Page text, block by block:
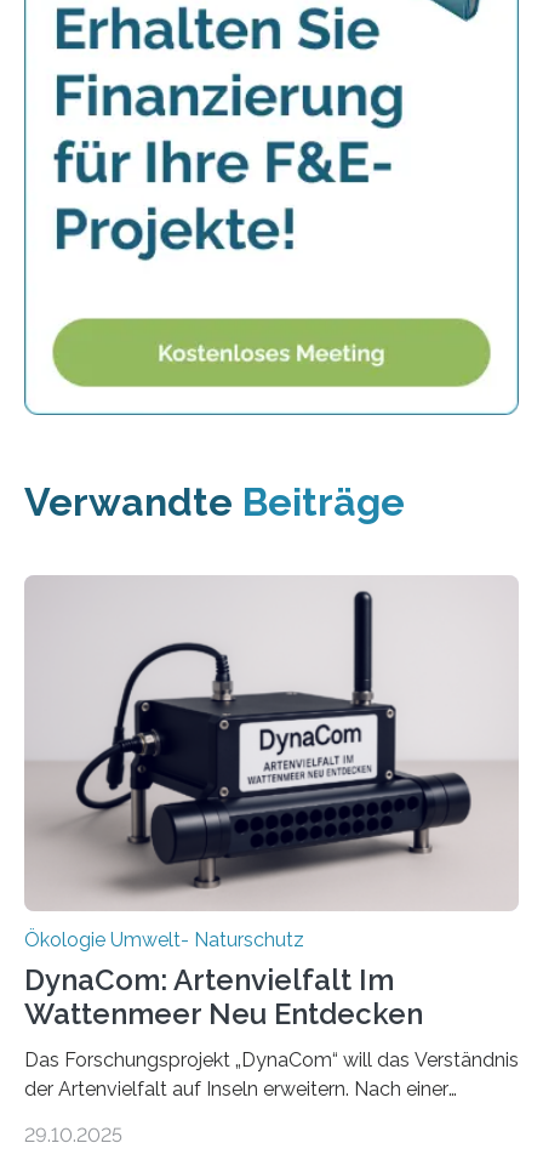
Verwandte Beiträge
Ökologie Umwelt- Naturschutz
DynaCom: Artenvielfalt Im
Wattenmeer Neu Entdecken
Das Forschungsprojekt „DynaCom“ will das Verständnis
der Artenvielfalt auf Inseln erweitern. Nach einer
Beobachtungen im Wattenmeer ist nun eine große
29.10.2025